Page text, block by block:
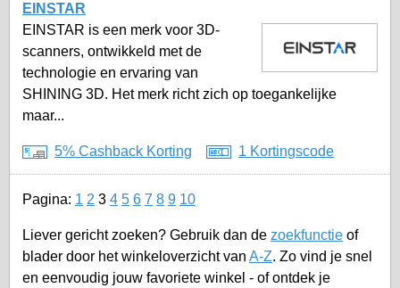
EINSTAR
EINSTAR is een merk voor 3D-
scanners, ontwikkeld met de
technologie en ervaring van
SHINING 3D. Het merk richt zich op toegankelijke
maar...
5% Cashback Korting 1 Kortingscode
Pagina: 1 2 3 4 5 6 7 8 9 10
Liever gericht zoeken? Gebruik dan de zoekfunctie of
blader door het winkeloverzicht van A-Z. Zo vind je snel
en eenvoudig jouw favoriete winkel - of ontdek je